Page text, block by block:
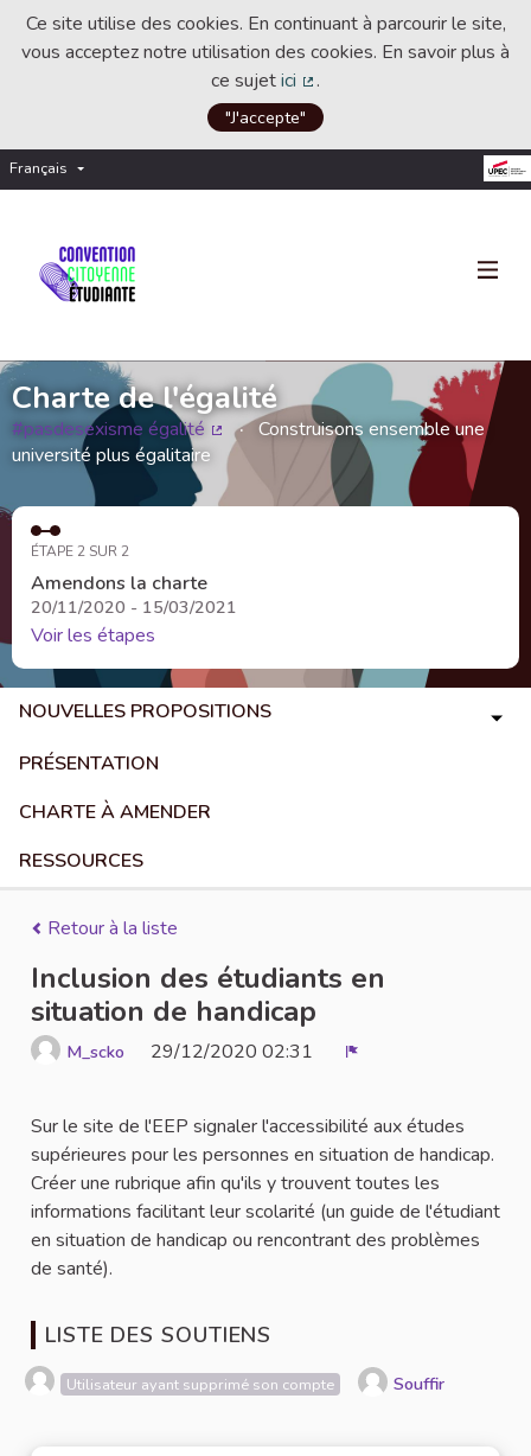
Ce site utilise des cookies. En continuant à parcourir le site,
vous acceptez notre utilisation des cookies. En savoir plus à
ce sujetici
(Lien externe)
.
"J'accepte"
Français Choisir la langue
Charte de l'égalité
#pasdesexisme égalité
(Lien externe)
Construisons ensemble une
université plus égalitaire
ÉTAPE 2 SUR 2
Amendons la charte
20/11/2020 - 15/03/2021
Voir les étapes
NOUVELLES PROPOSITIONS
PRÉSENTATION
CHARTE À AMENDER
RESSOURCES
Retour à la liste
Inclusion des étudiants en
situation de handicap
M_scko 29/12/2020 02:31
Sur le site de l'EEP signaler l'accessibilité aux études
supérieures pour les personnes en situation de handicap.
Créer une rubrique afin qu'ils y trouvent toutes les
informations facilitant leur scolarité (un guide de l'étudiant
en situation de handicap ou rencontrant des problèmes
de santé).
LISTE DES SOUTIENS
Utilisateur ayant supprimé son compte Souffir